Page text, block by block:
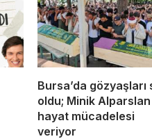
Bursa’da gözyaşları
oldu; Minik Alparslan
hayat mücadelesi
veriyor